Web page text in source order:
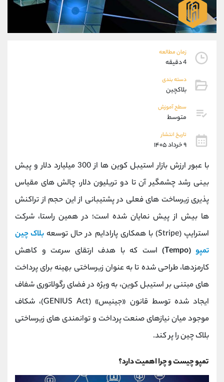
زمان مطالعه
4 دقیقه
دسته بندی
بلاکچین
سطح آموزش
متوسط
تاریخ انتشار
۹ خرداد ۱۴۰۵
با عبور ارزش بازار استیبل کوین‌ ها از 300 میلیارد دلار و پیش
‌بینی رشد چشمگیر آن تا دو تریلیون دلار، چالش ‌های مقیاس
‌پذیری زیرساخت ‌های فعلی در پشتیبانی از این حجم از تراکنش
‌ها بیش از پیش نمایان شده است؛ در همین راستا، شرکت
استرایپ (Stripe) با همکاری پارادایم در حال توسعه
بلاک‌ چین
تمپو(Tempo)
است که با هدف ارتقای سرعت و کاهش
کارمزدها، طراحی شده تا به عنوان زیرساختی بهینه برای پرداخت‌
های مبتنی بر استیبل ‌کوین، به ‌ویژه در فضای رگولاتوری شفاف
ایجاد شده توسط قانون «جینیس» (GENIUS Act)، شکاف
موجود میان نیازهای صنعت پرداخت و توانمندی ‌های زیرساختی
بلاک ‌چین را پر کند.
تمپو چیست و چرا اهمیت دارد؟
09927779040
واتساپ شروع گفتگو
تلگرام @Armteam_admin_por
پشتیبان فروش
موبایل
اطلاعات تماس
تلفن 021-22021030
021-22021040
بدون پیش شماره
اینستاگرام @alireza.mehrabii
کانال تلگرام @alirezamehrabi_com
@alirezamehrabi_official